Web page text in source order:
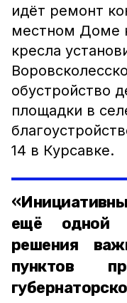
идёт ремонт
местном Доме
кресла
обустройство
площадки в
14 в Курсавке.
ещё одной
решения
пунктов